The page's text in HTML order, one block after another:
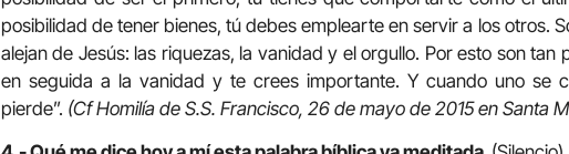
posibilidad de tener bienes, tú debes emplearte en servir a los otros.
alejan de Jesús: las riquezas, la vanidad y el orgullo. Por esto son
en seguida a la vanidad y te crees importante. Y cuando uno se
pierde”. (Cf Homilía de S.S. Francisco, 26 de mayo de 2015 en Santa